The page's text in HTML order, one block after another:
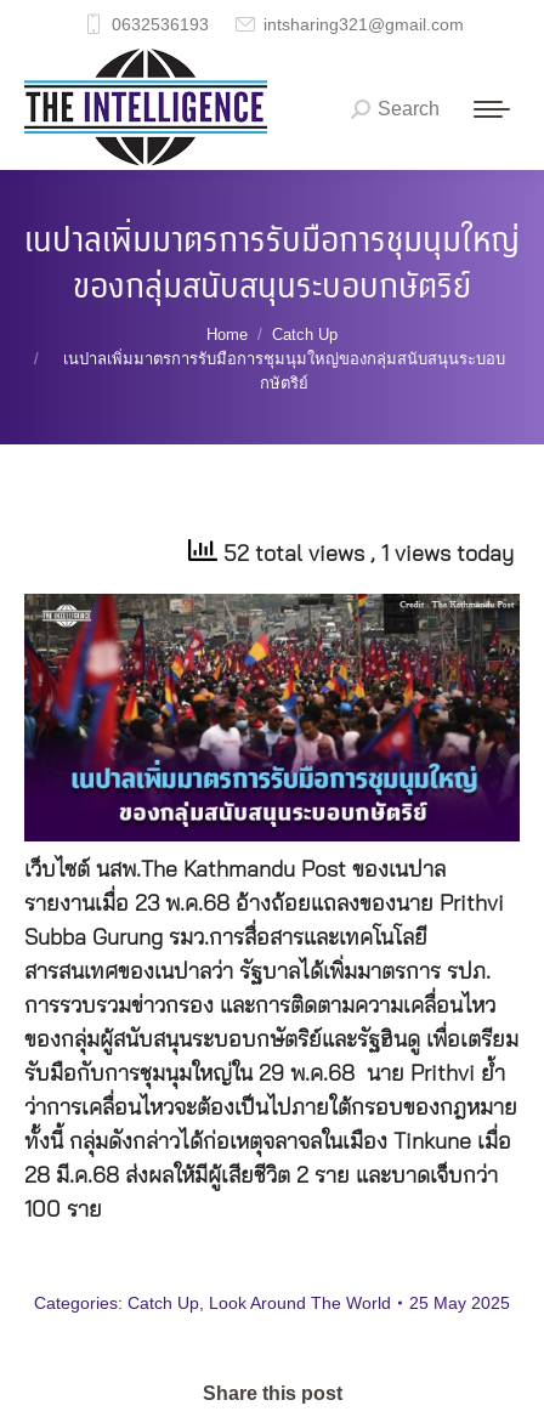
0632536193 intsharing321@gmail.com
Search:
Search
เนปาลเพิ่มมาตรการรับมือการชุมนุมใหญ่
ของกลุ่มสนับสนุนระบอบกษัตริย์
Home
Catch Up
เนปาลเพิ่มมาตรการรับมือการชุมนุมใหญ่ของกลุ่มสนับสนุนระบอบ
กษัตริย์
52 total views , 1 views today
เว็บไซต์ นสพ.The Kathmandu Post ของเนปาล
รายงานเมื่อ 23 พ.ค.68 อ้างถ้อยแถลงของนาย Prithvi
Subba Gurung รมว.การสื่อสารและเทคโนโลยี
สารสนเทศของเนปาลว่า รัฐบาลได้เพิ่มมาตรการ รปภ.
การรวบรวมข่าวกรอง และการติดตามความเคลื่อนไหว
ของกลุ่มผู้สนับสนุนระบอบกษัตริย์และรัฐฮินดู เพื่อเตรียม
รับมือกับการชุมนุมใหญ่ใน 29 พ.ค.68 นาย Prithvi ย้ำ
ว่าการเคลื่อนไหวจะต้องเป็นไปภายใต้กรอบของกฎหมาย
ทั้งนี้ กลุ่มดังกล่าวได้ก่อเหตุจลาจลในเมือง Tinkune เมื่อ
28 มี.ค.68 ส่งผลให้มีผู้เสียชีวิต 2 ราย และบาดเจ็บกว่า
100 ราย
Categories: Catch Up Look Around The World 25 May 2025
Share this post